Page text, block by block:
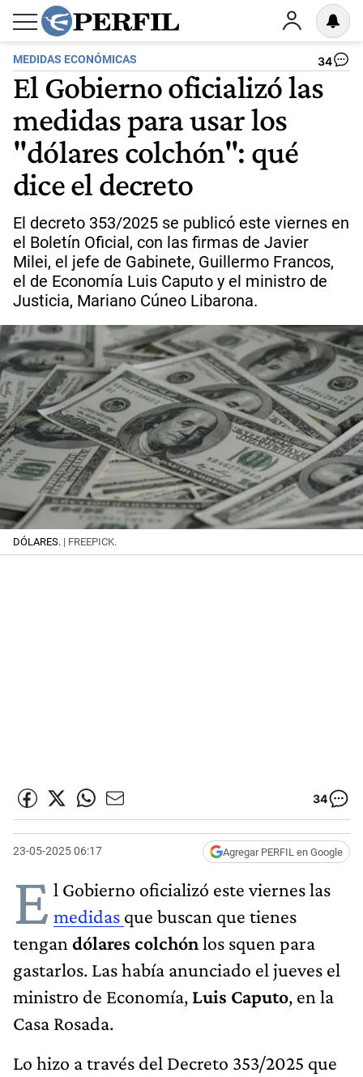
MEDIDAS ECONÓMICAS 34
El Gobierno oficializó las
medidas para usar los
"dólares colchón": qué
dice el decreto
El decreto 353/2025 se publicó este viernes en
el Boletín Oficial, con las firmas de Javier
Milei, el jefe de Gabinete, Guillermo Francos,
el de Economía Luis Caputo y el ministro de
Justicia, Mariano Cúneo Libarona.
DÓLARES. | FREEPICK.
34
23-05-2025 06:17 Agregar PERFIL en Google
E l Gobierno oficializó este viernes las
medidas que buscan que tienes
tengan dólares colchónlos squen para
gastarlos. Las había anunciado el jueves el
ministro de Economía, Luis Caputo, en la
Casa Rosada.
Lo hizo a través del Decreto 353/2025 que